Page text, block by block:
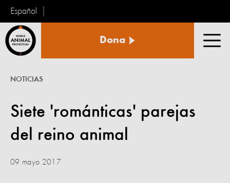
Español
Animal
Dona
Siete 'románticas' parejas
del reino animal
NOTICIAS
09 mayo 2017